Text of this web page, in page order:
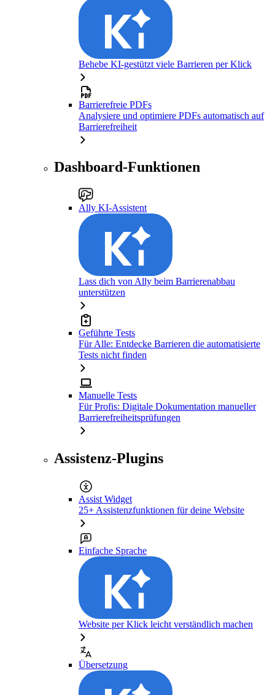
Behebe KI-gestützt viele Barrieren per Klick
Barrierefreie PDFs
Analysiere und optimiere PDFs automatisch auf
Barrierefreiheit
Dashboard-Funktionen
Ally KI-Assistent
Lass dich von Ally beim Barrierenabbau
unterstützen
Geführte Tests
Für Alle: Entdecke Barrieren die automatisierte
Tests nicht finden
Manuelle Tests
Für Profis: Digitale Dokumentation manueller
Barrierefreiheitsprüfungen
Assistenz-Plugins
Assist Widget
25+ Assistenzfunktionen für deine Website
Einfache Sprache
Website per Klick leicht verständlich machen
Übersetzung